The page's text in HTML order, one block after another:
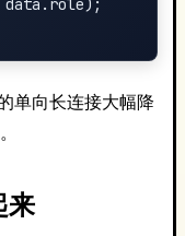
单向长连接大幅降
来